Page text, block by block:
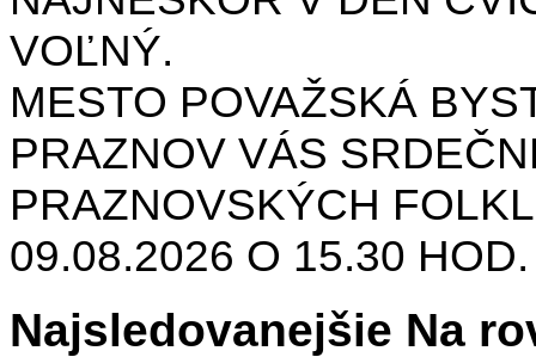
VOĽNÝ.
MESTO POVAŽSKÁ
PRAZNOV VÁS
PRAZNOVSKÝCH
09.08.2026 O 15.30
Najsledovanejšie Na